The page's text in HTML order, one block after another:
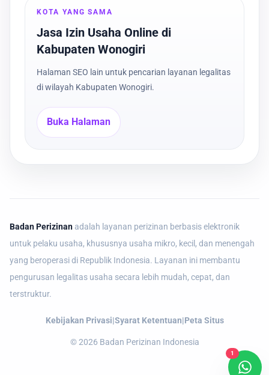
KOTA YANG SAMA
Jasa Izin Usaha Online di
Kabupaten Wonogiri
Halaman SEO lain untuk pencarian layanan legalitas
di wilayah Kabupaten Wonogiri.
Buka Halaman
Badan Perizinan adalah layanan perizinan berbasis elektronik
untuk pelaku usaha, khususnya usaha mikro, kecil, dan menengah
yang beroperasi di Republik Indonesia. Layanan ini membantu
pengurusan legalitas usaha secara lebih mudah, cepat, dan
terstruktur.
Kebijakan Privasi|Syarat Ketentuan|Peta Situs
©2026 Badan Perizinan Indonesia
1